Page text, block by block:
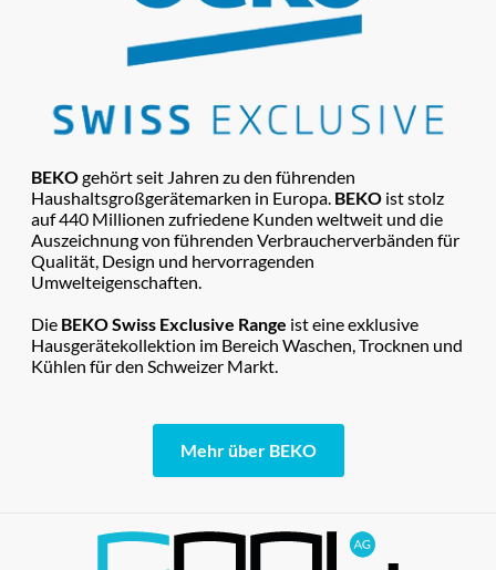
BEKOgehört seit Jahren zu den führenden
Haushaltsgroßgerätemarken in Europa. BEKO ist stolz
auf 440 Millionen zufriedene Kunden weltweit und die
Auszeichnung von führenden Verbraucherverbänden für
Qualität, Design und hervorragenden
Umwelteigenschaften.
Die BEKO Swiss Exclusive Range ist eine exklusive
Hausgerätekollektion im Bereich Waschen, Trocknen und
Kühlen für den Schweizer Markt.
Mehr über BEKO